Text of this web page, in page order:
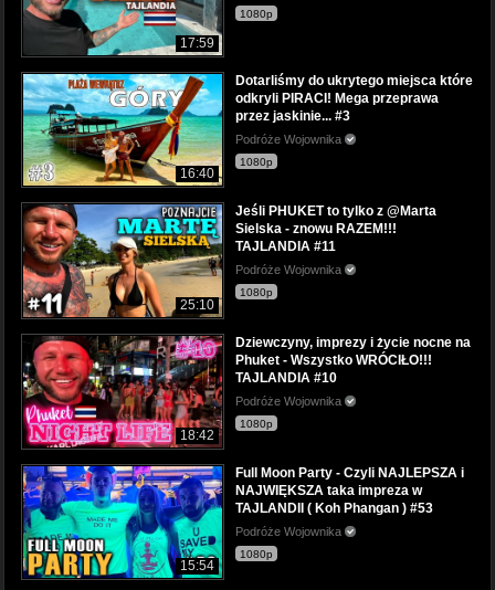
17:59
1080p
16:40
Dotarliśmy do ukrytego miejsca które
odkryli PIRACI! Mega przeprawa
przez jaskinie... #3
Podróże Wojownika
1080p
25:10
Jeśli PHUKET to tylko z @Marta
Sielska - znowu RAZEM!!!
TAJLANDIA #11
Podróże Wojownika
1080p
18:42
Dziewczyny, imprezy i życie nocne na
Phuket - Wszystko WRÓCIŁO!!!
TAJLANDIA #10
Podróże Wojownika
1080p
15:54
Full Moon Party - Czyli NAJLEPSZA i
NAJWIĘKSZA taka impreza w
TAJLANDII ( Koh Phangan ) #53
Podróże Wojownika
1080p